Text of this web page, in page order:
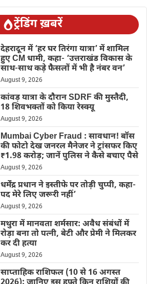
ट्रेंडिंग ख़बरें
देहरादून में ‘हर घर तिरंगा यात्रा’ में शामिल
हुए CM धामी, कहा- ‘उत्तराखंड विकास के
साथ-साथ कड़े फैसलों में भी है नंबर वन’
August 9, 2026
कांवड़ यात्रा के दौरान SDRF की मुस्तैदी,
18 शिवभक्तों को किया रेस्क्यू
August 9, 2026
Mumbai Cyber Fraud : सावधान! बॉस
की फोटो देख जनरल मैनेजर ने ट्रांसफर किए
₹1.98 करोड़; जानें पुलिस ने कैसे बचाए पैसे
August 9, 2026
धर्मेंद्र प्रधान ने इस्तीफे पर तोड़ी चुप्पी, कहा-
पद मेरे लिए जरूरी नहीं’
August 9, 2026
मथुरा में मानवता शर्मसार: अवैध संबंधों में
रोड़ा बना तो पत्नी, बेटी और प्रेमी ने मिलकर
कर दी हत्या
August 9, 2026
साप्ताहिक राशिफल (10 से 16 अगस्त